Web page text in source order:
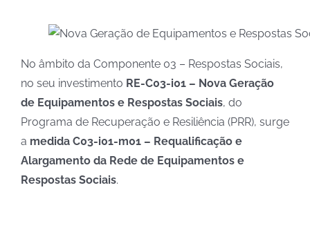
No âmbito da Componente 03 – Respostas Sociais,
no seu investimento RE-C03-i01 – Nova Geração
de Equipamentos e Respostas Sociais, do
Programa de Recuperação e Resiliência (PRR), surge
a medida C03-i01-m01 – Requalificação e
Alargamento da Rede de Equipamentos e
Respostas Sociais.